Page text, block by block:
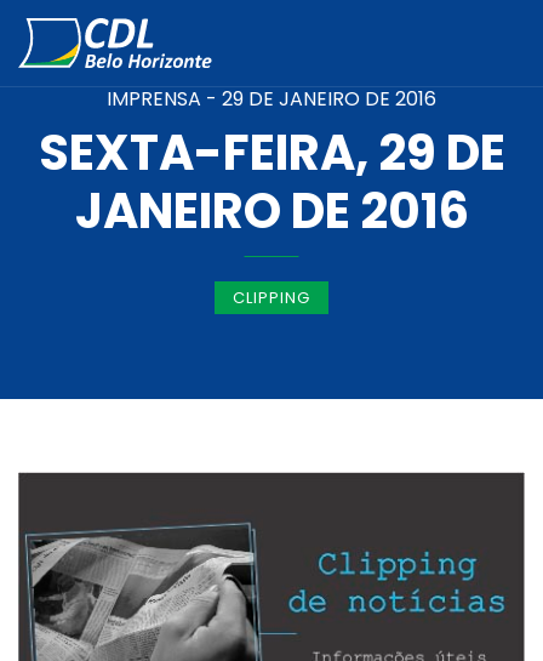
IMPRENSA - 29 DE JANEIRO DE 2016
SEXTA-FEIRA, 29 DE
JANEIRO DE 2016
CLIPPING